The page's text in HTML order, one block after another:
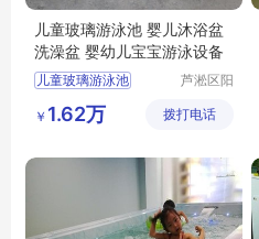
儿童玻璃游泳池 婴儿沐浴盆
洗澡盆 婴幼儿宝宝游泳设备
儿童玻璃游泳池
婴幼儿宝宝游泳设备
芦淞区阳
童游泳馆
￥ 1.62万 拨打电话